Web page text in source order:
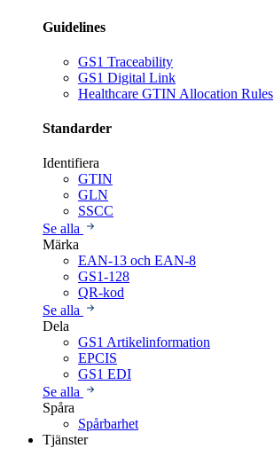
Guidelines
GS1 Traceability
GS1 Digital Link
Healthcare GTIN Allocation Rules
Standarder
Identifiera
GTIN
GLN
SSCC
Se alla
Märka
EAN-13 och EAN-8
GS1-128
QR-kod
Se alla
Dela
GS1 Artikelinformation
EPCIS
GS1 EDI
Se alla
Spåra
Spårbarhet
Tjänster